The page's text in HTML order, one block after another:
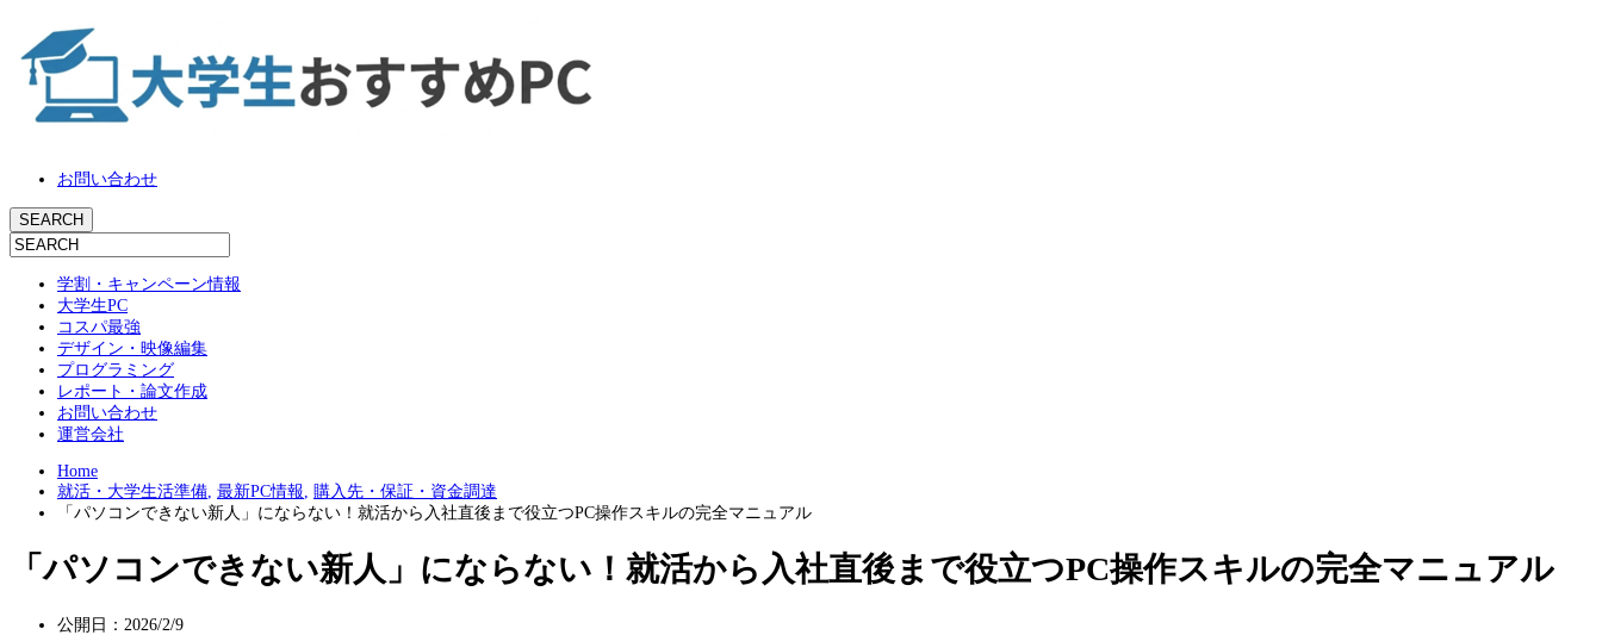
お問い合わせ
学割・キャンペーン情報
大学生PC
コスパ最強
デザイン・映像編集
プログラミング
レポート・論文作成
お問い合わせ
運営会社
Home
就活・大学生活準備, 最新PC情報, 購入先・保証・資金調達
「パソコンできない新人」にならない！就活から入社直後まで役立つPC操作スキルの完全マニュアル
「パソコンできない新人」にならない！就活から入社直後まで役立つPC操作スキルの完全マニュアル
公開日：2026/2/9